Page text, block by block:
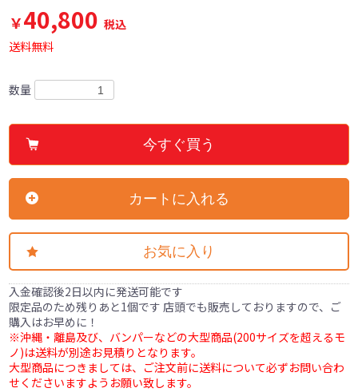
￥40,800 税込
送料無料
数量
今すぐ買う
カートに入れる
お気に入り
入金確認後2日以内に発送可能です
限定品のため残りあと1個です 店頭でも販売しておりますので、ご
購入はお早めに！
※沖縄・離島及び、バンパーなどの大型商品(200サイズを超えるモ
ノ)は送料が別途お見積りとなります。
大型商品につきましては、ご注文前に送料について必ずお問い合わ
せくださいますようお願い致します。